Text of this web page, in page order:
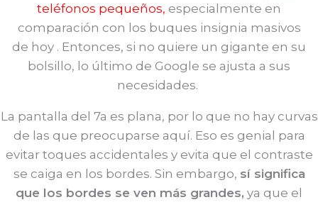
teléfonos pequeños, especialmente en
comparación con los buques insignia masivos
de hoy . Entonces, si no quiere un gigante en su
bolsillo, lo último de Google se ajusta a sus
necesidades.
La pantalla del 7a es plana, por lo que no hay curvas
de las que preocuparse aquí. Eso es genial para
evitar toques accidentales y evita que el contraste
se caiga en los bordes. Sin embargo, sí significa
que los bordes se ven más grandes, ya que el